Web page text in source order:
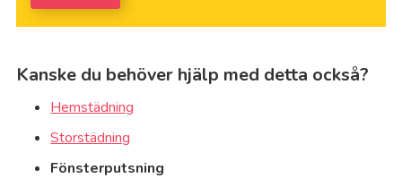
Kanske du behöver hjälp med detta också?
Hemstädning
Storstädning
Fönsterputsning